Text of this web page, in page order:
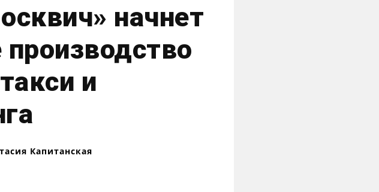
начнет
и
Капитанская